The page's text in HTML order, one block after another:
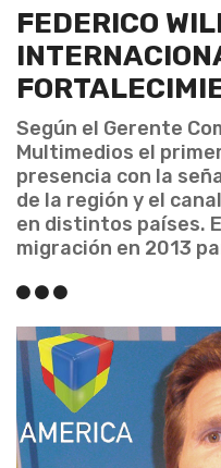
FEDERICO
Según el Gerente
Multimedios el
presencia con la
de la región y el
en distintos países.
migración en 2013